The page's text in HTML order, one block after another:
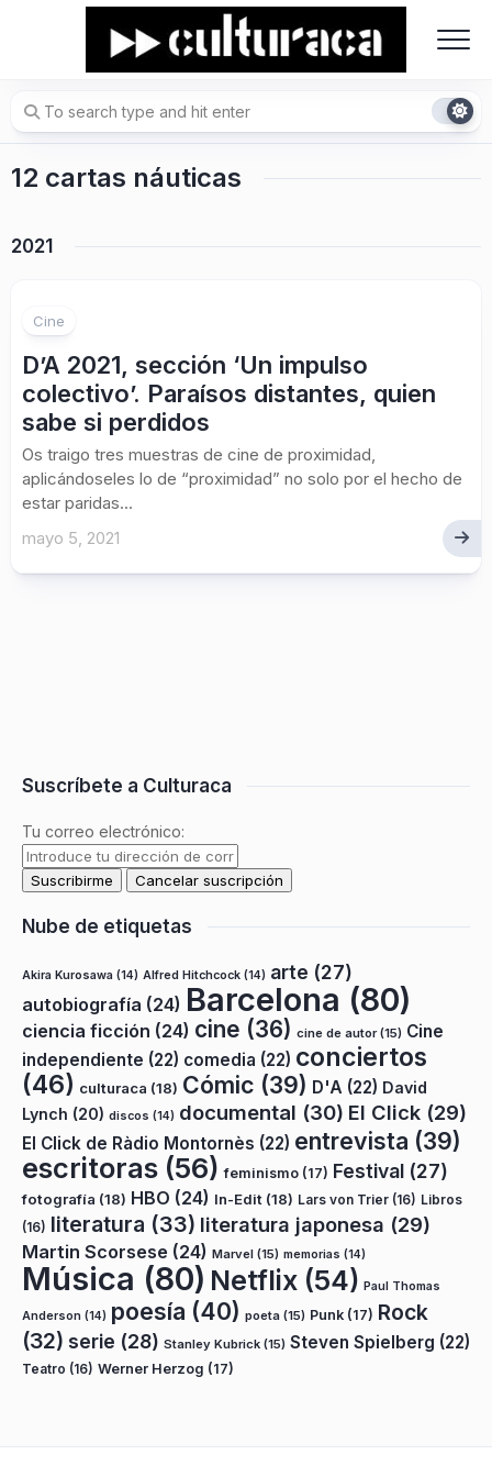
12 cartas náuticas
2021
Cine
D’A 2021, sección ‘Un impulso
colectivo’. Paraísos distantes, quien
sabe si perdidos
Os traigo tres muestras de cine de proximidad,
aplicándoseles lo de “proximidad” no solo por el hecho de
estar paridas...
mayo 5, 2021
Suscríbete a Culturaca
Tu correo electrónico:
Nube de etiquetas
Akira Kurosawa (14) Alfred Hitchcock (14) arte (27)
autobiografía (24) Barcelona (80)
ciencia ficción (24) cine (36) cine de autor(15) Cine
independiente (22) comedia (22) conciertos
(46) culturaca (18) Cómic (39) D'A (22) David
Lynch (20) discos (14) documental (30) El Click (29)
El Click de Ràdio Montornès (22) entrevista (39)
escritoras (56) feminismo (17) Festival (27)
fotografía (18) HBO (24) In-Edit (18) Lars von Trier (16) Libros
(16) literatura (33) literatura japonesa (29)
Martin Scorsese (24) Marvel (15) memorias (14)
Música (80) Netflix (54) Paul Thomas
Anderson (14) poesía (40) poeta (15) Punk (17) Rock
(32) serie (28) Stanley Kubrick (15) Steven Spielberg (22)
Teatro (16) Werner Herzog (17)